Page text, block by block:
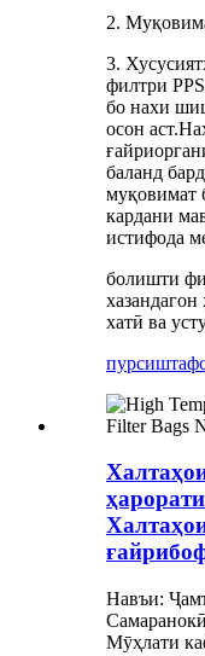
2.
3.
филтри
бо нахи
осон
баланд
муқовимат
кардани
истифода
болишти
хатӣ ва
пурсиш
Навъи:
Мӯҳлати